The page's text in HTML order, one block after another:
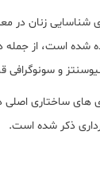
شناسایی زنان در
21 استفاده شده
و سونوگرافی
های ساختاری اصلی
ذکر شده است.